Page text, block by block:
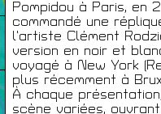
Pompidou à Paris, en
commandé une
l’artiste Clément
version en noir et
voyagé à New York
plus récemment à
À chaque
scène variées,
Artists Print
Podcasts